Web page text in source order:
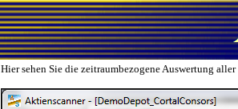
Hier sehen Sie die zeitraumbezogene Auswertung